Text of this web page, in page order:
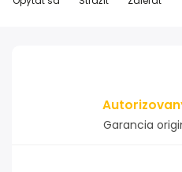
Garancia